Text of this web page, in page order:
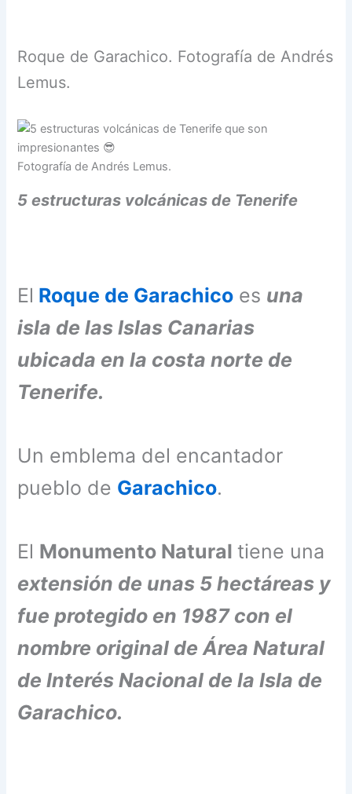
Roque de Garachico. Fotografía de Andrés
Lemus.
Fotografía de Andrés Lemus.
5 estructuras volcánicas de Tenerife
El Roque de Garachico es una
isla de las Islas Canarias
ubicada en la costa norte de
Tenerife.
Un emblema del encantador
pueblo de Garachico.
El Monumento Naturaltiene una
extensión de unas 5 hectáreas y
fue protegido en 1987 con el
nombre original de Área Natural
de Interés Nacional de la Isla de
Garachico.